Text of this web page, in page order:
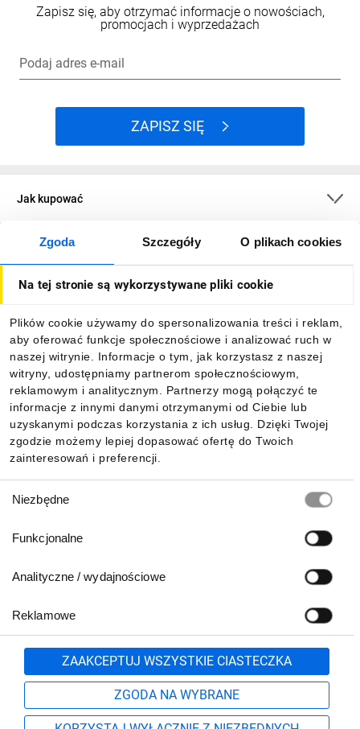
Zgoda Szczegóły O plikach cookies
Na tej stronie są wykorzystywane pliki cookie
Plików cookie używamy do spersonalizowania treści i reklam,
aby oferować funkcje społecznościowe i analizować ruch w
naszej witrynie. Informacje o tym, jak korzystasz z naszej
witryny, udostępniamy partnerom społecznościowym,
reklamowym i analitycznym. Partnerzy mogą połączyć te
informacje z innymi danymi otrzymanymi od Ciebie lub
uzyskanymi podczas korzystania z ich usług. Dzięki Twojej
zgodzie możemy lepiej dopasować ofertę do Twoich
zainteresowań i preferencji.
zgody
Niezbędne
Funkcjonalne
Analityczne / wydajnościowe
Reklamowe
ZAAKCEPTUJ WSZYSTKIE CIASTECZKA
ZGODA NA WYBRANE
Zapisz się, aby otrzymać informacje o nowościach,
promocjach i wyprzedażach
Podaj adres e-mail
ZAPISZ SIĘ
Jak kupować
O firmie
Informacje
Pobierz naszą aplikację mobilną:
801 500 700 lub
71 37 61 600
Formularz kontaktowy